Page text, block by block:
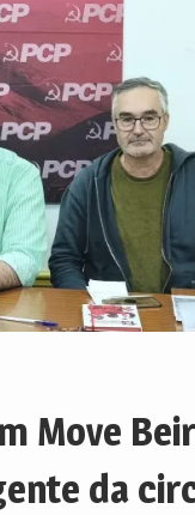
Move
da